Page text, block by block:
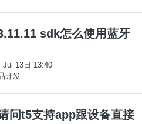
sdk怎么使用蓝牙
Jul 13日 13:40
开发
问t5支持app跟设备直接